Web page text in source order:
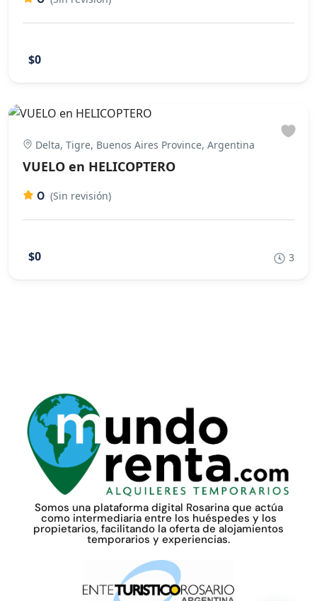
$0
Delta, Tigre, Buenos Aires Province, Argentina
VUELO en HELICOPTERO
0 (Sin revisión)
$0 3
Somos una plataforma digital Rosarina que actúa
como intermediaria entre los huéspedes y los
propietarios, facilitando la oferta de alojamientos
temporarios y experiencias.